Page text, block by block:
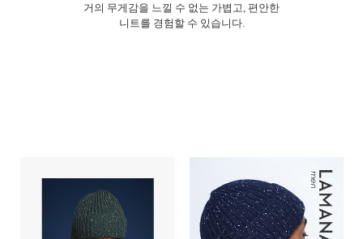
거의 무게감을 느낄 수 없는 가볍고, 편안한
니트를 경험할 수 있습니다.